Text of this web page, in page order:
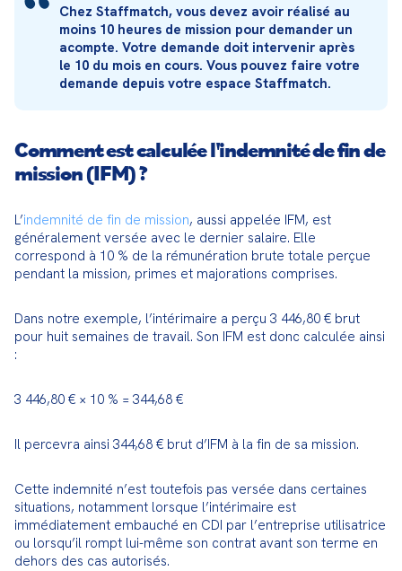
Chez Staffmatch, vous devez avoir réalisé au
moins 10 heures de mission pour demander un
acompte. Votre demande doit intervenir après
le 10 du mois en cours. Vous pouvez faire votre
demande depuis votre espace Staffmatch.
Comment est calculée l'indemnité de fin de
mission (IFM) ?
L’indemnité de fin de mission, aussi appelée IFM, est
généralement versée avec le dernier salaire. Elle
correspond à 10 % de la rémunération brute totale perçue
pendant la mission, primes et majorations comprises.
Dans notre exemple, l’intérimaire a perçu 3 446,80 € brut
pour huit semaines de travail. Son IFM est donc calculée ainsi
:
3 446,80 € × 10 % = 344,68 €
Il percevra ainsi 344,68 € brut d’IFM à la fin de sa mission.
Cette indemnité n’est toutefois pas versée dans certaines
situations, notamment lorsque l’intérimaire est
immédiatement embauché en CDI par l’entreprise utilisatrice
ou lorsqu’il rompt lui-même son contrat avant son terme en
dehors des cas autorisés.